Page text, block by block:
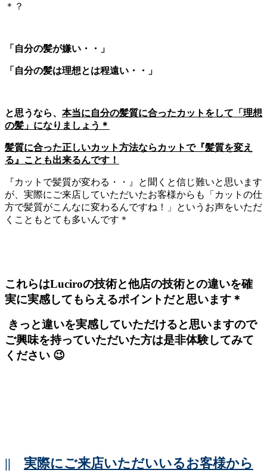
＊？
「自分の髪が嫌い・・」
「自分の髪は理想とは程遠い・・」
と思うなら、 本当に自分の髪質に合ったカットをして「理想
の髪」になりましょう＊
髪質に合った正しいカット方法ならカットで『髪質を変え
る』ことも出来るんです！
『カットで髪質が変わる・・』と聞くと信じ難いと思います
が、実際にご来店していただいたお客様からも「カットの仕
方で髪質がこんなに変わるんですね！」というお声をいただ
くこともとても多いんです＊
これらはLuciroの技術と他店の技術との違いを確
実に実感してもらえるポイントだと思います＊
きっと違いを実感していただけると思いますので
ご興味を持っていただいた方は是非体験してみて
ください 😉
|| 実際にご来店いただいいるお客様から